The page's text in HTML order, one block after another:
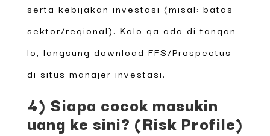
serta kebijakan investasi (misal: batas
sektor/regional). Kalo ga ada di tangan
lo, langsung download FFS/Prospectus
di situs manajer investasi.
4) Siapa cocok masukin
uang ke sini? (Risk Profile)